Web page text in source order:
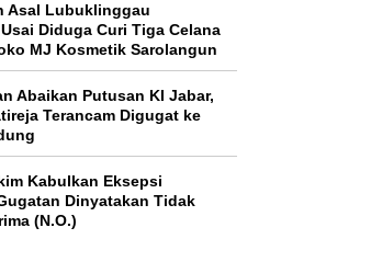
Asal Lubuklinggau
Diduga Curi Tiga Celana
MJ Kosmetik Sarolangun
Abaikan Putusan KI Jabar,
Terancam Digugat ke
Kabulkan Eksepsi
Dinyatakan Tidak
(N.O.)